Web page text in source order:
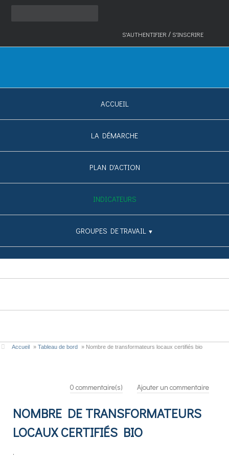
S'AUTHENTIFIER /S'INSCRIRE
ACCUEIL
LA DÉMARCHE
PLAN D'ACTION
INDICATEURS
GROUPES DE TRAVAIL ▼
Accueil » Tableau de bord » Nombre de transformateurs locaux certifiés bio
0 commentaire(s) Ajouter un commentaire
NOMBRE DE TRANSFORMATEURS
LOCAUX CERTIFIÉS BIO
.